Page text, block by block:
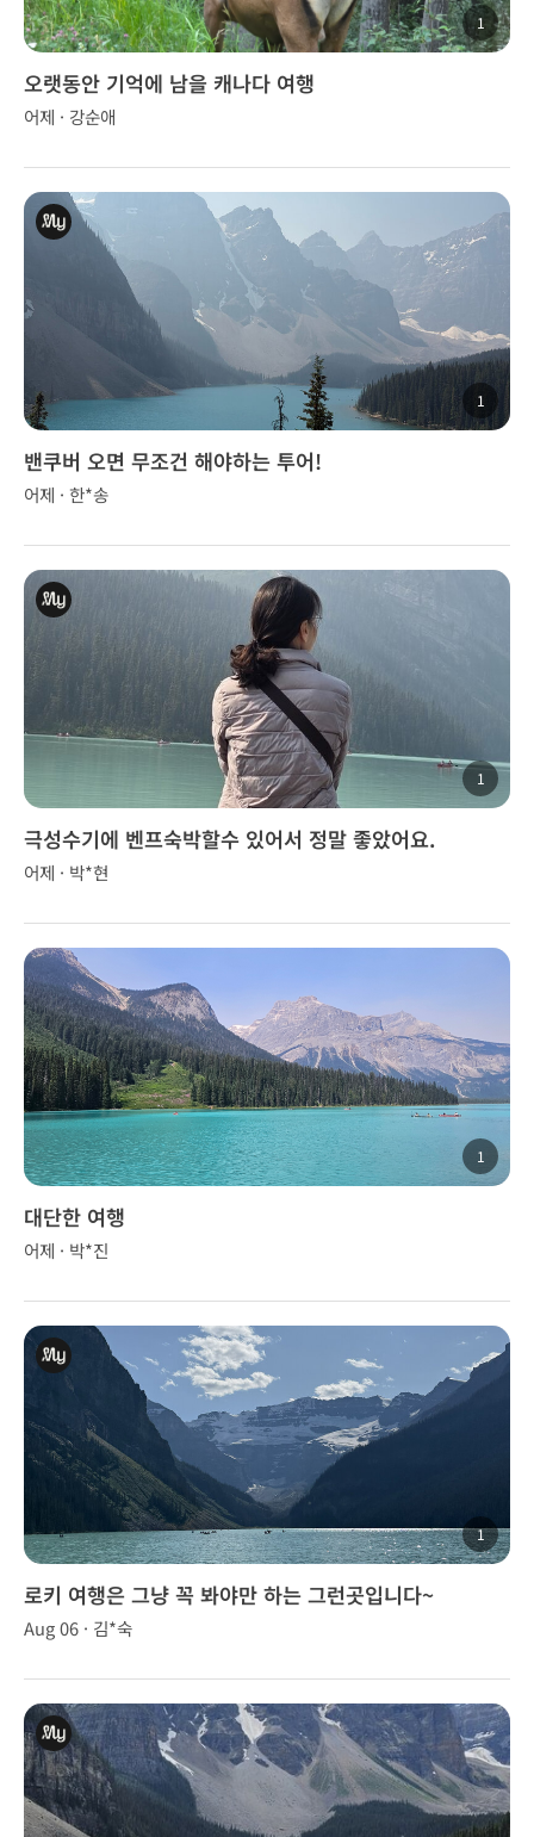
1
오랫동안 기억에 남을 캐나다 여행
어제 · 강순애
1
밴쿠버 오면 무조건 해야하는 투어!
어제 · 한*송
1
극성수기에 벤프숙박할수 있어서 정말 좋았어요.
어제 · 박*현
1
대단한 여행
어제 · 박*진
1
로키 여행은 그냥 꼭 봐야만 하는 그런곳입니다~
Aug 06 · 김*숙